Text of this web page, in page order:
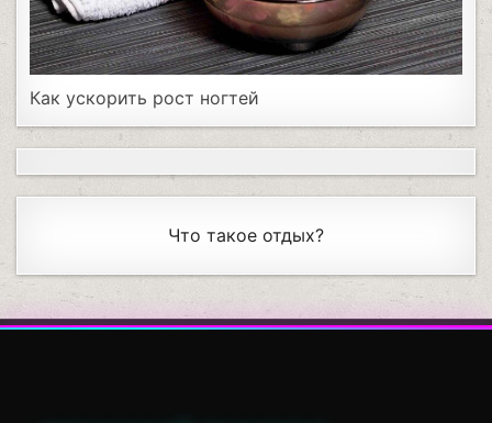
Как ускорить рост ногтей
Что такое отдых?